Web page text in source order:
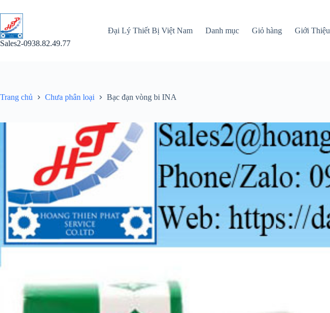
đến
phần
nội
dung
Sales2-0938.82.49.77
Đại Lý Thiết Bị Việt Nam Danh mục Giỏ hàng Giới Thiệu
Trang chủ Chưa phân loại Bạc đạn vòng bi INA